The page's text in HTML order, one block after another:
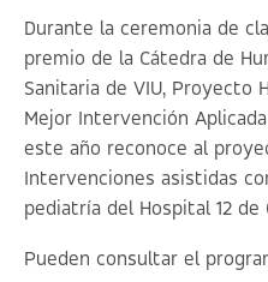
Durante la ceremonia de
premio de la Cátedra de
Sanitaria de VIU, Proyecto
Mejor Intervención
este año reconoce al
Intervenciones asistidas
pediatría del Hospital 12 de
Pueden consultar el